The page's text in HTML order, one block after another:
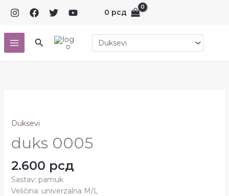
0 рсд
Pretraga
Duksevi
duks 0005
2.600 рсд
Sastav: pamuk
Veličina: univerzalna M/L
količina